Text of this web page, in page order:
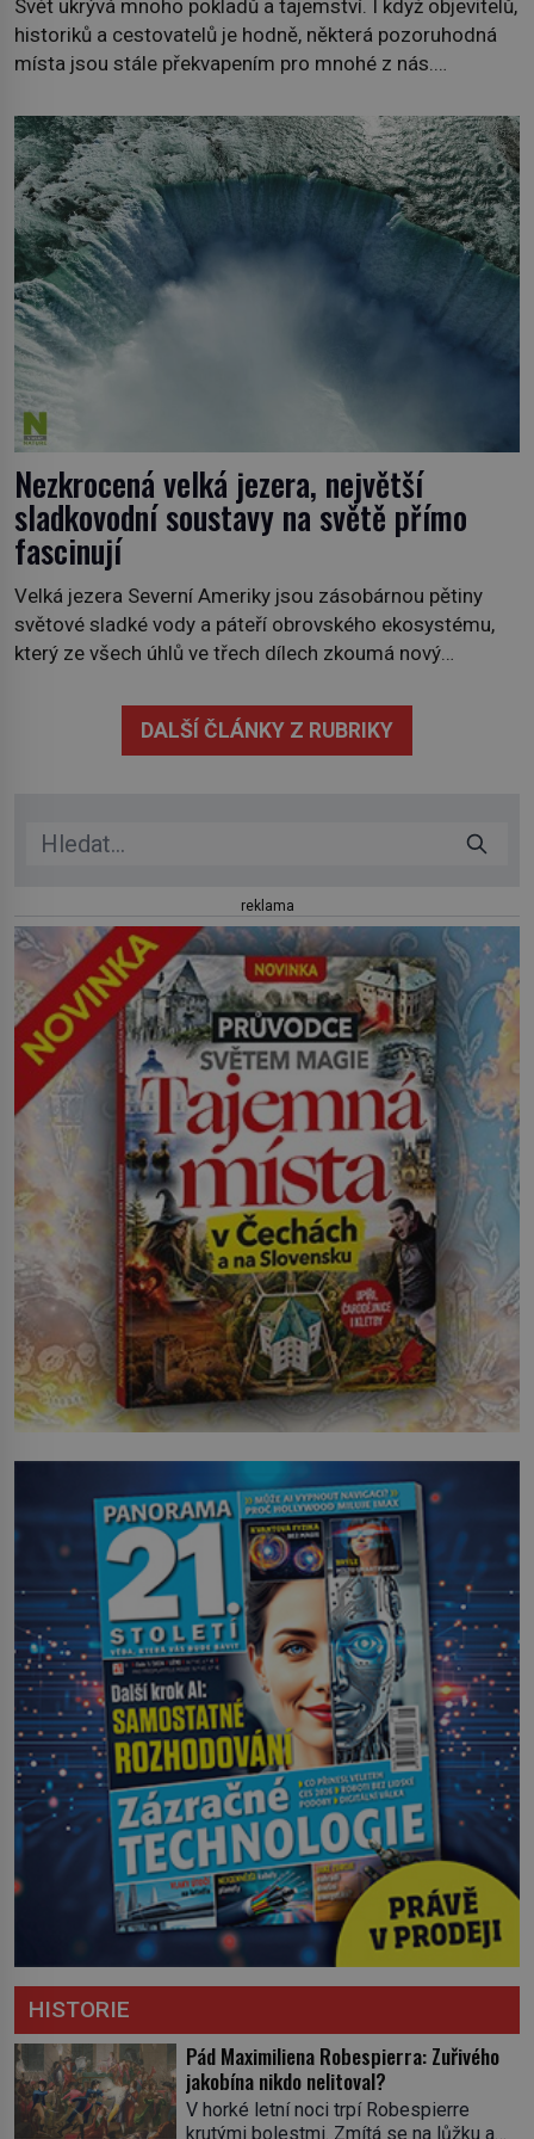
Svět ukrývá mnoho pokladů a tajemství. I když objevitelů,
historiků a cestovatelů je hodně, některá pozoruhodná
místa jsou stále překvapením pro mnohé z nás.
Albánie či úchvatná atmosféra Kypru jsou jedny z míst,
která nám mají co nabídnout a vyprávět. Uznávaná
historička Bettany Hughes, se vydala prozkoumat
pozoruhodné úkazy, o kterých jste možná doposud
neslyšeli. Hora, […]
Nezkrocená velká jezera, největší
sladkovodní soustavy na světě přímo
fascinují
Velká jezera Severní Ameriky jsou zásobárnou pětiny
světové sladké vody a páteří obrovského ekosystému,
který ze všech úhlů ve třech dílech zkoumá nový
premiéře jej uvidíte na Viasat Nature v pondělí 5.
července. Hořejší jezero, Huronské jezero, Michiganské
DALŠÍ ČLÁNKY Z RUBRIKY
reklama
HISTORIE
Pád Maximiliena Robespierra: Zuřivého
jakobína nikdo nelitoval?
V horké letní noci trpí Robespierre
krutými bolestmi. Zmítá se na lůžku a